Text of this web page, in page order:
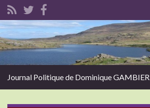
Search for:
Journal Politique de Dominique GAMBIER